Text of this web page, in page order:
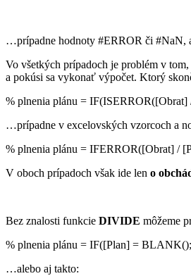
…prípadne hodnoty #ERROR či #NaN,
Vo všetkých prípadoch je problém v
a pokúsi sa vykonať výpočet. Ktorý
% plnenia plánu =
…prípadne v excelovských vzorcoch a
% plnenia plánu = IFERROR([Obrat] /
V oboch prípadoch však ide len o
Bez znalosti funkcie DIVIDE môžeme
% plnenia plánu = IF([Plan] =
…alebo aj takto: